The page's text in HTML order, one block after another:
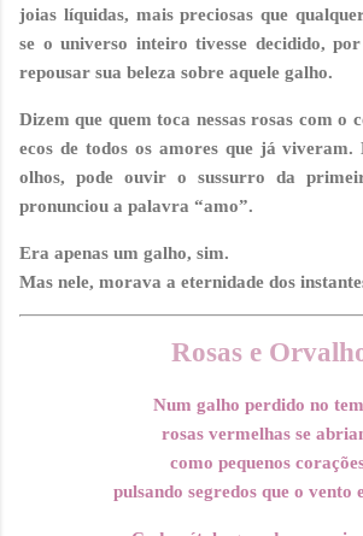
joias líquidas, mais preciosas que
se o universo inteiro tivesse decidido,
repousar sua beleza sobre aquele galho.
Dizem que quem toca nessas rosas com o
ecos de todos os amores que já viveram.
olhos, pode ouvir o sussurro da
pronunciou a palavra “amo”.
Era apenas um galho, sim.
Mas nele, morava a eternidade dos
Rosas e
Num galho perdido no
rosas vermelhas se
como pequenos
pulsando segredos que o vento